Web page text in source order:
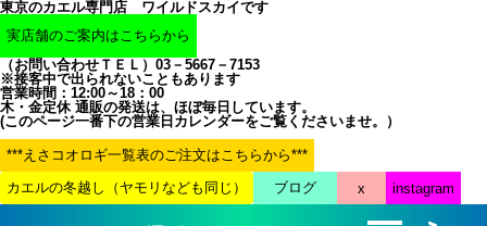
東京のカエル専門店 ワイルドスカイです
（お問い合わせＴＥＬ）03－5667－7153
※接客中で出られないこともあります
営業時間：12:00～18：00
木・金定休 通販の発送は、ほぼ毎日しています。
(このページ一番下の営業日カレンダーをご覧くださいませ。）